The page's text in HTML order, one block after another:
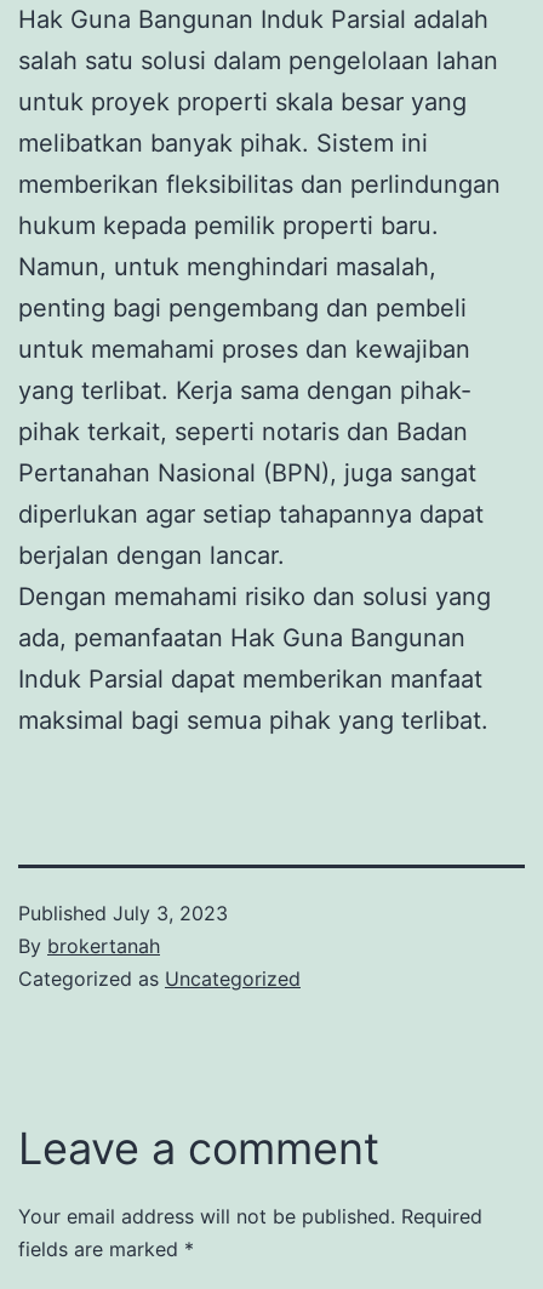
Hak Guna Bangunan Induk Parsial adalah
salah satu solusi dalam pengelolaan lahan
untuk proyek properti skala besar yang
melibatkan banyak pihak. Sistem ini
memberikan fleksibilitas dan perlindungan
hukum kepada pemilik properti baru.
Namun, untuk menghindari masalah,
penting bagi pengembang dan pembeli
untuk memahami proses dan kewajiban
yang terlibat. Kerja sama dengan pihak-
pihak terkait, seperti notaris dan Badan
Pertanahan Nasional (BPN), juga sangat
diperlukan agar setiap tahapannya dapat
berjalan dengan lancar.
Dengan memahami risiko dan solusi yang
ada, pemanfaatan Hak Guna Bangunan
Induk Parsial dapat memberikan manfaat
maksimal bagi semua pihak yang terlibat.
Published July 3, 2023
By brokertanah
Categorized as Uncategorized
Leave a comment
Your email address will not be published. Required
fields are marked *